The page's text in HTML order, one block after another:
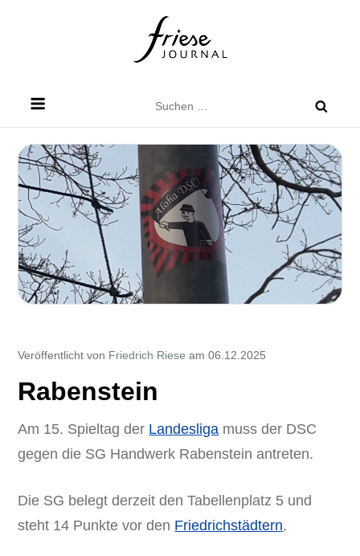
nach:
Veröffentlicht von Friedrich Riese am 06.12.2025
Rabenstein
Am 15. Spieltag der Landesliga muss der DSC
gegen die SG Handwerk Rabenstein antreten.
Die SG belegt derzeit den Tabellenplatz 5 und
steht 14 Punkte vor den Friedrichstädtern.